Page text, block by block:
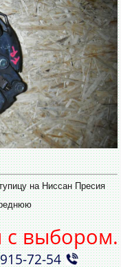
на Ниссан Пресия
выбором.